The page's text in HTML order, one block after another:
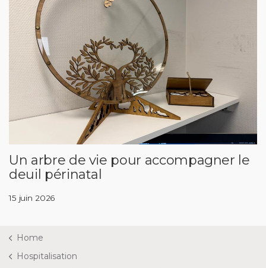
Un arbre de vie pour accompagner le
deuil périnatal
15 juin 2026
Home
Hospitalisation